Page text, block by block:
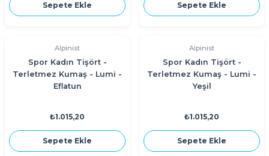
Sepete Ekle Sepete Ekle
Alpinist
Spor Kadın Tişört -
Terletmez Kumaş - Lumi -
Eflatun
₺1.015,20
Sepete Ekle
Alpinist
Spor Kadın Tişört -
Terletmez Kumaş - Lumi -
Yeşil
₺1.015,20
Sepete Ekle